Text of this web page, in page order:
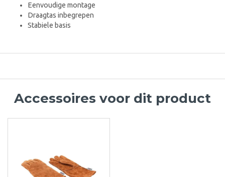
Eenvoudige montage
Draagtas inbegrepen
Stabiele basis
Accessoires voor dit product